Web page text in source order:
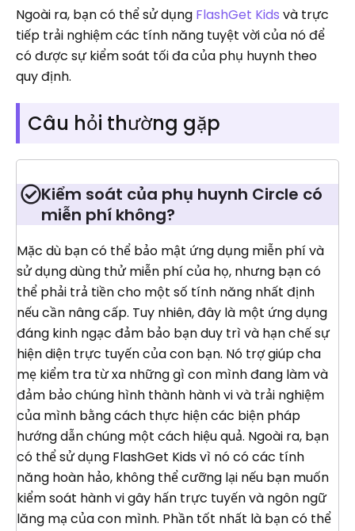
Ngoài ra, bạn có thể sử dụng FlashGet Kids và trực
tiếp trải nghiệm các tính năng tuyệt vời của nó để
có được sự kiểm soát tối đa của phụ huynh theo
quy định.
Câu hỏi thường gặp
Kiểm soát của phụ huynh Circle có
miễn phí không?
Mặc dù bạn có thể bảo mật ứng dụng miễn phí và
sử dụng dùng thử miễn phí của họ, nhưng bạn có
thể phải trả tiền cho một số tính năng nhất định
nếu cần nâng cấp. Tuy nhiên, đây là một ứng dụng
đáng kinh ngạc đảm bảo bạn duy trì và hạn chế sự
hiện diện trực tuyến của con bạn. Nó trợ giúp cha
mẹ kiểm tra từ xa những gì con mình đang làm và
đảm bảo chúng hình thành hành vi và trải nghiệm
của mình bằng cách thực hiện các biện pháp
hướng dẫn chúng một cách hiệu quả. Ngoài ra, bạn
có thể sử dụng FlashGet Kids vì nó có các tính
năng hoàn hảo, không thể cưỡng lại nếu bạn muốn
kiểm soát hành vi gây hấn trực tuyến và ngôn ngữ
lăng mạ của con mình. Phần tốt nhất là bạn có thể